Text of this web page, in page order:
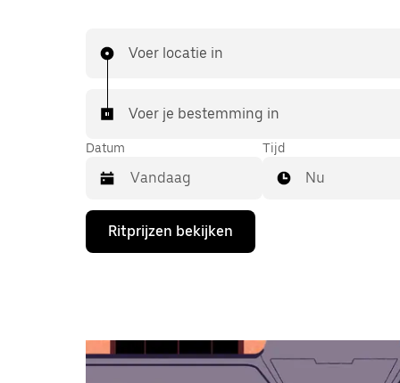
Voer locatie in
Voer je bestemming in
Datum
Druk
de
te
openen
Tijd
Nu
Ritprijzen bekijken